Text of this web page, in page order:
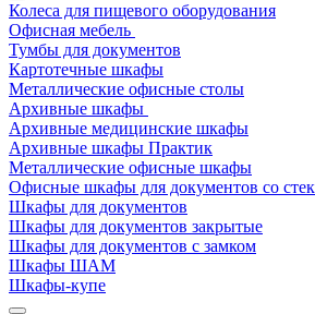
Колеса для пищевого оборудования
Офисная мебель
Тумбы для документов
Картотечные шкафы
Металлические офисные столы
Архивные шкафы
Архивные медицинские шкафы
Архивные шкафы Практик
Металлические офисные шкафы
Офисные шкафы для документов со
Шкафы для документов
Шкафы для документов закрытые
Шкафы для документов с замком
Шкафы ШАМ
Шкафы-купе